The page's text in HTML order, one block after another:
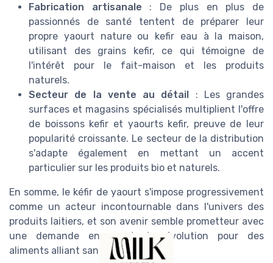
Fabrication artisanale : De plus en plus de
passionnés de santé tentent de préparer leur
propre yaourt nature ou kefir eau à la maison,
utilisant des grains kefir, ce qui témoigne de
l'intérêt pour le fait-maison et les produits
naturels.
Secteur de la vente au détail : Les grandes
surfaces et magasins spécialisés multiplient l'offre
de boissons kefir et yaourts kefir, preuve de leur
popularité croissante. Le secteur de la distribution
s'adapte également en mettant un accent
particulier sur les produits bio et naturels.
En somme, le kéfir de yaourt s'impose progressivement
comme un acteur incontournable dans l'univers des
produits laitiers, et son avenir semble prometteur avec
une demande en constante évolution pour des
aliments alliant santé et saveur.